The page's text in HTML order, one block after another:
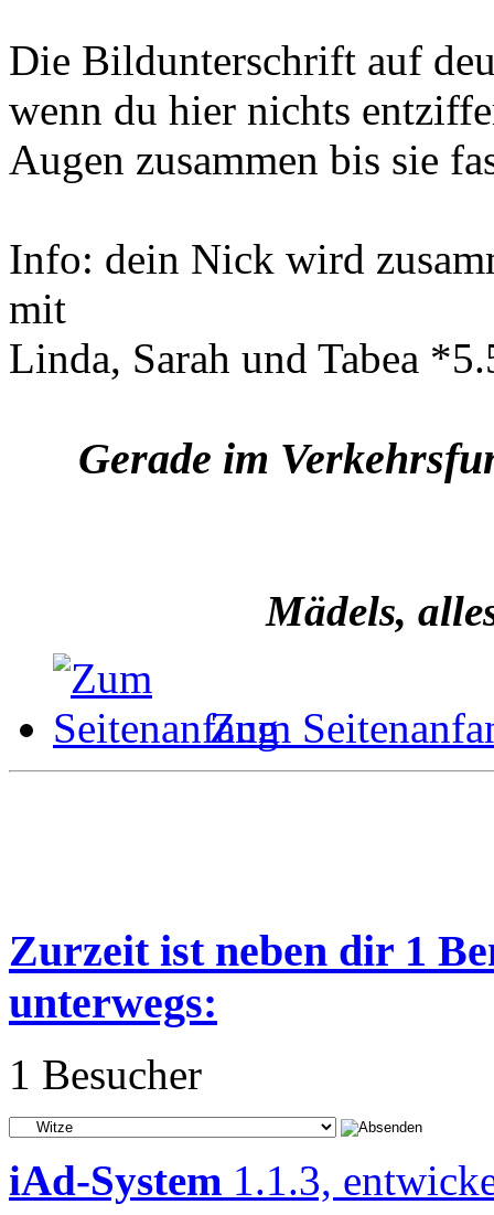
Die Bildunterschrift auf
wenn du hier nichts
Augen zusammen bis sie
Info: dein Nick wird
mit
Linda, Sarah und Tabea
Gerade im
Mädels,
Zum
Zurzeit ist neben dir 1
unterwegs:
1 Besucher
iAd-System 1.1.3,